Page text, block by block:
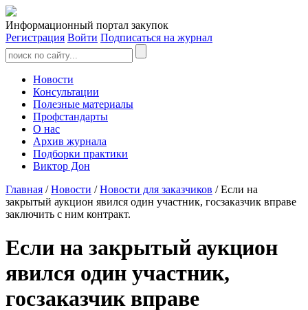
Информационный портал закупок
Регистрация Войти Подписаться на журнал
Новости
Консультации
Полезные материалы
Профстандарты
О нас
Архив журнала
Подборки практики
Виктор Дон
Главная /Новости /Новости для заказчиков / Если на
закрытый аукцион явился один участник, госзаказчик вправе
заключить с ним контракт.
Если на закрытый аукцион
явился один участник,
госзаказчик вправе